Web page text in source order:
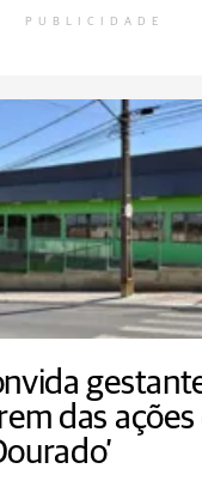
PUBLICIDADE
das ações